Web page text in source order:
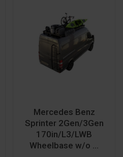
Mercedes Benz
Sprinter 2Gen/3Gen
170in/L3/LWB
Wheelbase w/o ...